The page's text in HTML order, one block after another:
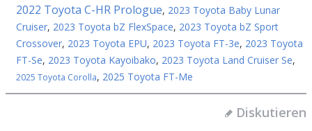
2022 Toyota C-HR Prologue, 2023 Toyota Baby Lunar
Cruiser, 2023 Toyota bZ FlexSpace, 2023 Toyota bZ Sport
Crossover, 2023 Toyota EPU, 2023 Toyota FT-3e, 2023 Toyota
FT-Se, 2023 Toyota Kayoibako, 2023 Toyota Land Cruiser Se,
2025 Toyota Corolla, 2025 Toyota FT-Me
Diskutieren